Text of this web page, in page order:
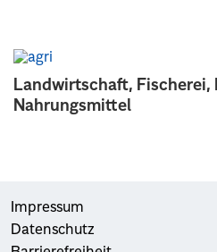
Landwirtschaft, Fischerei,
Nahrungsmittel
Impressum
Datenschutz